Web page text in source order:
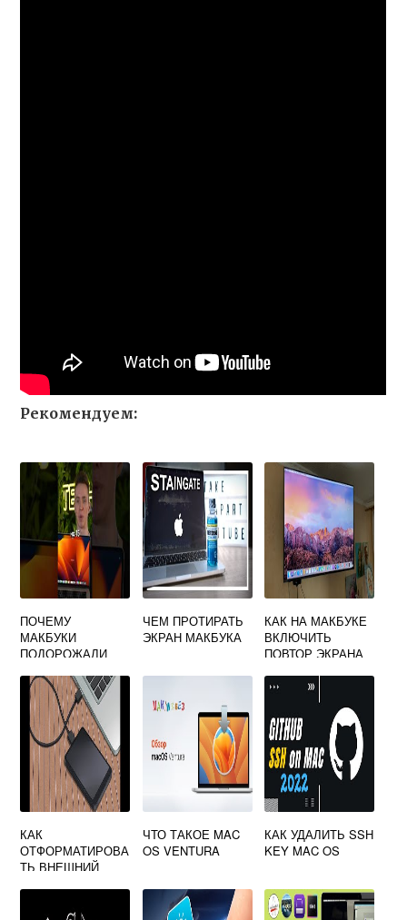
Рекомендуем:
ПОЧЕМУ
МАКБУКИ
ПОДОРОЖАЛИ
ЧЕМ ПРОТИРАТЬ
ЭКРАН МАКБУКА
КАК НА МАКБУКЕ
ВКЛЮЧИТЬ
ПОВТОР ЭКРАНА
КАК
ОТФОРМАТИРОВА
ТЬ ВНЕШНИЙ
ЧТО ТАКОЕ MAC
OS VENTURA
КАК УДАЛИТЬ SSH
KEY MAC OS